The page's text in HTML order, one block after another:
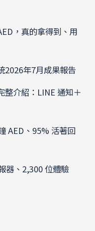
，真的拿得到、用
2026年7月成果報告
整介紹：LINE 通知＋
AED、95% 活著回
器、2,300 位體驗